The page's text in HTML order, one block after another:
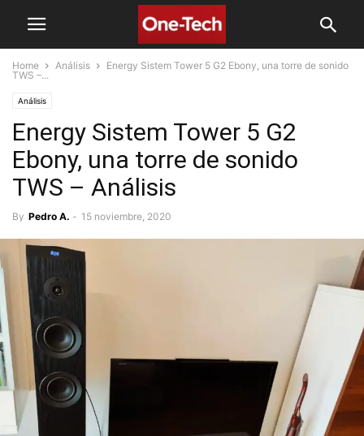
Home Análisis
Energy Sistem Tower 5 G2 Ebony, una torre de sonido
TWS –...
Análisis
Energy Sistem Tower 5 G2
Ebony, una torre de sonido
TWS – Análisis
By Pedro A. - 15 noviembre, 2020